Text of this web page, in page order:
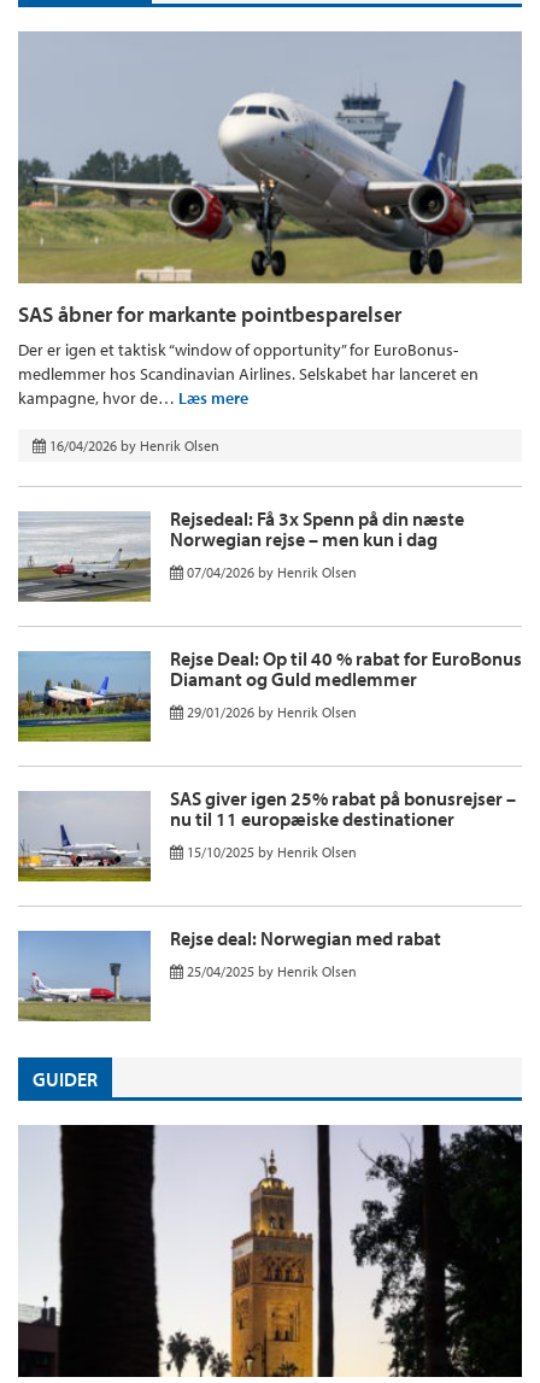
SAS åbner for markante pointbesparelser
Der er igen et taktisk “window of opportunity” for EuroBonus-
medlemmer hos Scandinavian Airlines. Selskabet har lanceret en
kampagne, hvor de… Læs mere
16/04/2026 by Henrik Olsen
Rejsedeal: Få 3x Spenn på din næste
Norwegian rejse – men kun i dag
07/04/2026 by Henrik Olsen
Rejse Deal: Op til 40 % rabat for EuroBonus
Diamant og Guld medlemmer
29/01/2026 by Henrik Olsen
SAS giver igen 25% rabat på bonusrejser –
nu til 11 europæiske destinationer
15/10/2025 by Henrik Olsen
Rejse deal: Norwegian med rabat
25/04/2025 by Henrik Olsen
GUIDER